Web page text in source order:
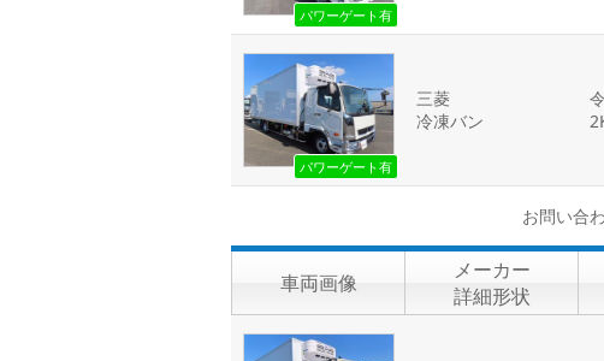
パワーゲート有
パワーゲート有
三菱
冷凍バン
お問い合
車両画像
メーカー
詳細形状